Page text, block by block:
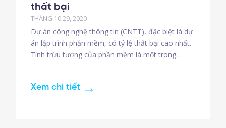
thất bại
THÁNG 10 29, 2020
Dự án công nghệ thông tin (CNTT), đặc biệt là dự
án lập trình phần mềm, có tỷ lệ thất bại cao nhất.
Tính trừu tượng của phần mềm là một trong
Chính vì tính
Xem chi tiết